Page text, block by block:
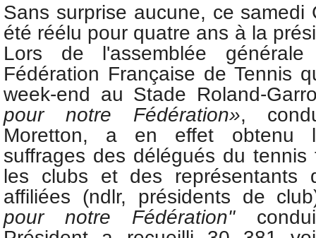
Sans surprise aucune, ce
été réélu pour quatre ans à la
Lors de l'assemblée
Fédération Française de Tennis
week-end au Stade Roland-
pour notre Fédération»,
Moretton, a en effet obtenu
suffrages des délégués du tennis
les clubs et des représentants
affiliées (ndlr, présidents de
pour notre Fédération"